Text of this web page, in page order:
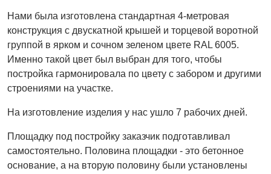
Нами была изготовлена стандартная 4-метровая
конструкция с двускатной крышей и торцевой воротной
группой в ярком и сочном зеленом цвете RAL 6005.
Именно такой цвет был выбран для того, чтобы
постройка гармонировала по цвету с забором и другими
строениями на участке.
На изготовление изделия у нас ушло 7 рабочих дней.
Площадку под постройку заказчик подготавливал
самостоятельно. Половина площадки - это бетонное
основание, а на вторую половину были установлены